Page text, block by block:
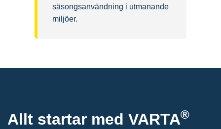
säsongsanvändning i utmanande
miljöer.
Allt startar med VARTA®